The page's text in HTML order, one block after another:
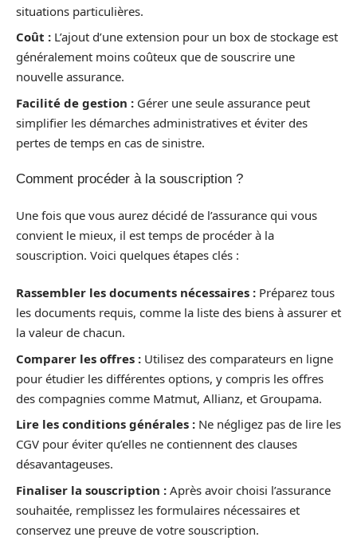
situations particulières.
Coût : L’ajout d’une extension pour un box de stockage est
généralement moins coûteux que de souscrire une
nouvelle assurance.
Facilité de gestion : Gérer une seule assurance peut
simplifier les démarches administratives et éviter des
pertes de temps en cas de sinistre.
Comment procéder à la souscription ?
Une fois que vous aurez décidé de l’assurance qui vous
convient le mieux, il est temps de procéder à la
souscription. Voici quelques étapes clés :
Rassembler les documents nécessaires : Préparez tous
les documents requis, comme la liste des biens à assurer et
la valeur de chacun.
Comparer les offres : Utilisez des comparateurs en ligne
pour étudier les différentes options, y compris les offres
des compagnies comme Matmut, Allianz, et Groupama.
Lire les conditions générales : Ne négligez pas de lire les
CGV pour éviter qu’elles ne contiennent des clauses
désavantageuses.
Finaliser la souscription : Après avoir choisi l’assurance
souhaitée, remplissez les formulaires nécessaires et
conservez une preuve de votre souscription.